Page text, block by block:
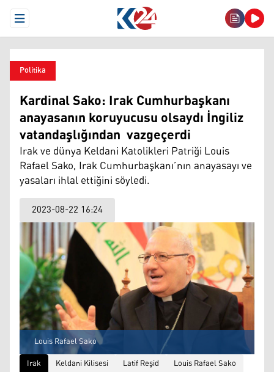
Open Menu
Politika
Kardinal Sako: Irak Cumhurbaşkanı
anayasanın koruyucusu olsaydı İngiliz
vatandaşlığından vazgeçerdi
Irak ve dünya Keldani Katolikleri Patriği Louis
Rafael Sako, Irak Cumhurbaşkanı’nın anayasayı ve
yasaları ihlal ettiğini söyledi.
2023-08-22 16:24
Louis Rafael Sako
Irak
Keldani Kilisesi Latif Reşid Louis Rafael Sako